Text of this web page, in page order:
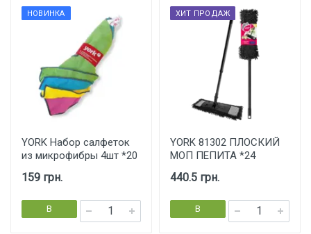
НОВИНКА
YORK Набор салфеток
из микрофибры 4шт *20
159 грн.
В
корзину
ХИТ ПРОДАЖ
YORK 81302 ПЛОСКИЙ
МОП ПЕПИТА *24
440.5 грн.
В
корзину